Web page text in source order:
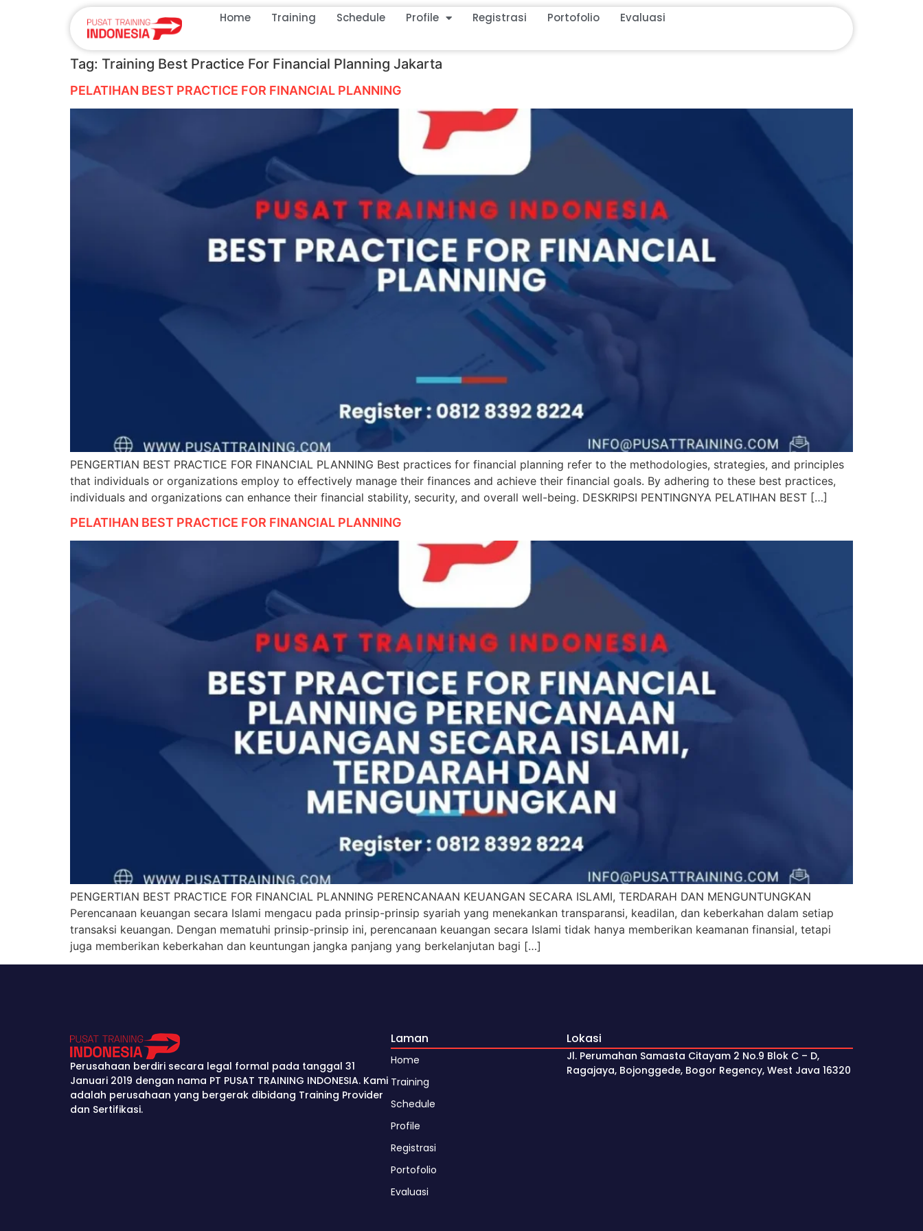
Home Training Schedule Profile Registrasi Portofolio Evaluasi
Tag: Training Best Practice For Financial Planning Jakarta
PELATIHAN BEST PRACTICE FOR FINANCIAL PLANNING
PENGERTIAN BEST PRACTICE FOR FINANCIAL PLANNING Best practices for financial planning refer to the methodologies, strategies, and principles
that individuals or organizations employ to effectively manage their finances and achieve their financial goals. By adhering to these best practices,
individuals and organizations can enhance their financial stability, security, and overall well-being. DESKRIPSI PENTINGNYA PELATIHAN BEST […]
PELATIHAN BEST PRACTICE FOR FINANCIAL PLANNING
PENGERTIAN BEST PRACTICE FOR FINANCIAL PLANNING PERENCANAAN KEUANGAN SECARA ISLAMI, TERDARAH DAN MENGUNTUNGKAN
Perencanaan keuangan secara Islami mengacu pada prinsip-prinsip syariah yang menekankan transparansi, keadilan, dan keberkahan dalam setiap
transaksi keuangan. Dengan mematuhi prinsip-prinsip ini, perencanaan keuangan secara Islami tidak hanya memberikan keamanan finansial, tetapi
juga memberikan keberkahan dan keuntungan jangka panjang yang berkelanjutan bagi […]
Perusahaan berdiri secara legal formal pada tanggal 31
Januari 2019 dengan nama PT PUSAT TRAINING INDONESIA. Kami
adalah perusahaan yang bergerak dibidang Training Provider
dan Sertifikasi.
Laman
Home
Training
Schedule
Profile
Registrasi
Portofolio
Evaluasi
Lokasi
Jl. Perumahan Samasta Citayam 2 No.9 Blok C – D,
Ragajaya, Bojonggede, Bogor Regency, West Java 16320